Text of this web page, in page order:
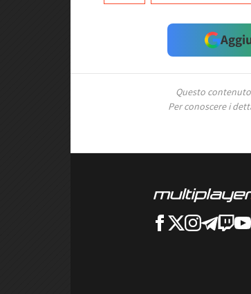
Questo
Per conoscere i